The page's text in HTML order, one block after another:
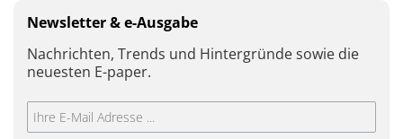
Newsletter & e-Ausgabe
Nachrichten, Trends und Hintergründe sowie die
neuesten E-paper.